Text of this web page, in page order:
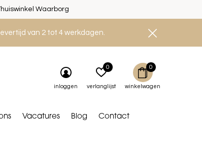
van 2 tot 4 werkdagen.
Vacatures Blog Contact
inloggen verlanglijst
0
winkelwagen
0
Waarborg